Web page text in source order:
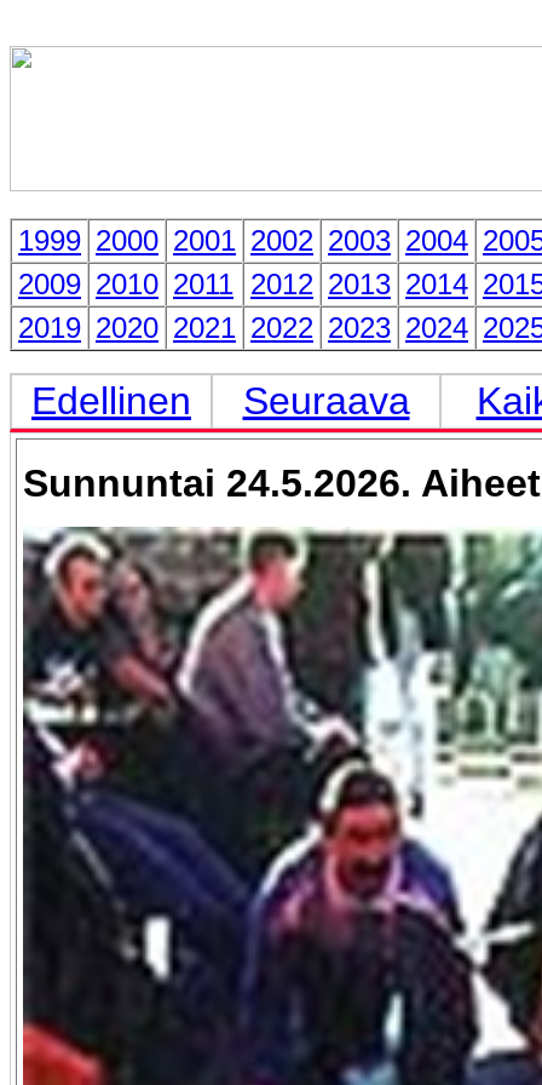
1999 2000 2001 2002 2003 2004
2009 2010 2011 2012 2013 2014
2019 2020 2021 2022 2023 2024
Edellinen Seuraava
Sunnuntai 24.5.2026.